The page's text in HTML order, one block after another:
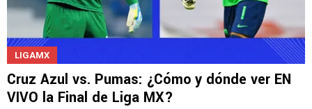
LIGAMX
Cruz Azul vs. Pumas: ¿Cómo y dónde ver EN
VIVO la Final de Liga MX?